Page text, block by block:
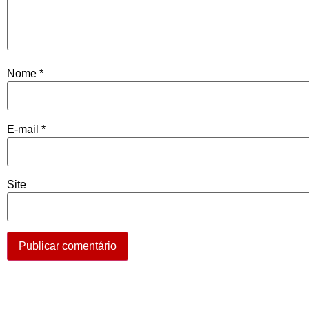
Nome *
E-mail *
Site